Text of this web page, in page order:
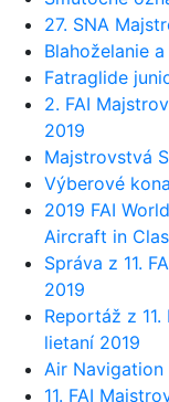
27. SNA
Blahoželanie
Fatraglide
2. FAI
2019
Majstrovstvá
Výberové
2019 FAI
Aircraft in
Správa z 11.
2019
Reportáž z
lietaní 2019
Air Navigation
11. FAI